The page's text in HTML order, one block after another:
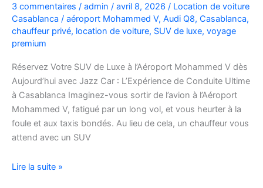
pratiques
et
bons
3 commentaires / admin / avril 8, 2026 / Location de voiture
Casablanca / aéroport Mohammed V, Audi Q8, Casablanca,
chauffeur privé, location de voiture, SUV de luxe, voyage
premium
Réservez Votre SUV de Luxe à l’Aéroport Mohammed V dès
Aujourd’hui avec Jazz Car : L’Expérience de Conduite Ultime
à Casablanca Imaginez-vous sortir de l’avion à l’Aéroport
Mohammed V, fatigué par un long vol, et vous heurter à la
foule et aux taxis bondés. Au lieu de cela, un chauffeur vous
attend avec un SUV
Réservez
Lire la suite »